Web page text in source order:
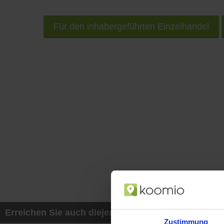
Zustimmung
Für den inhabergeführten Einzelhandel
Erreichen Sie auch diejenigen Kunden, die mit